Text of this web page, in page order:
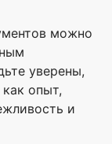
можно
уверены,
опыт,
и